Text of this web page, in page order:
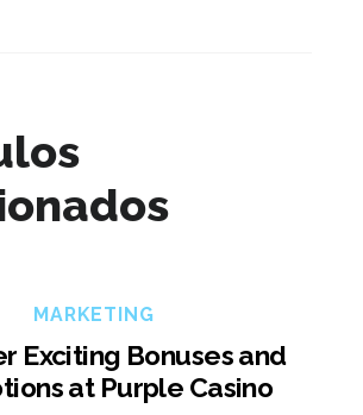
MARKETING
Exciting Bonuses and
at Purple Casino